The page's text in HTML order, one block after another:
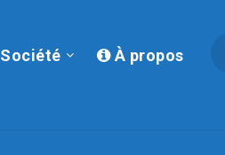
Société À propos